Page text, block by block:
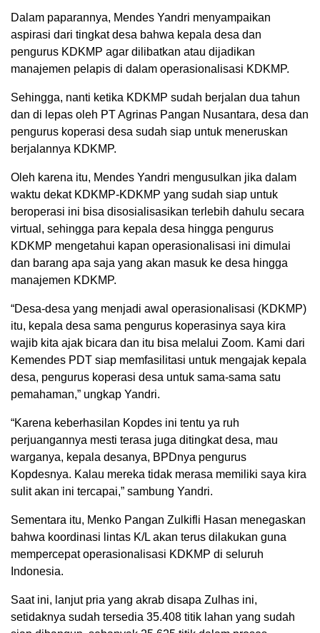
Dalam paparannya, Mendes Yandri menyampaikan
aspirasi dari tingkat desa bahwa kepala desa dan
pengurus KDKMP agar dilibatkan atau dijadikan
manajemen pelapis di dalam operasionalisasi KDKMP.
Sehingga, nanti ketika KDKMP sudah berjalan dua tahun
dan di lepas oleh PT Agrinas Pangan Nusantara, desa dan
pengurus koperasi desa sudah siap untuk meneruskan
berjalannya KDKMP.
Oleh karena itu, Mendes Yandri mengusulkan jika dalam
waktu dekat KDKMP-KDKMP yang sudah siap untuk
beroperasi ini bisa disosialisasikan terlebih dahulu secara
virtual, sehingga para kepala desa hingga pengurus
KDKMP mengetahui kapan operasionalisasi ini dimulai
dan barang apa saja yang akan masuk ke desa hingga
manajemen KDKMP.
“Desa-desa yang menjadi awal operasionalisasi (KDKMP)
itu, kepala desa sama pengurus koperasinya saya kira
wajib kita ajak bicara dan itu bisa melalui Zoom. Kami dari
Kemendes PDT siap memfasilitasi untuk mengajak kepala
desa, pengurus koperasi desa untuk sama-sama satu
pemahaman,” ungkap Yandri.
“Karena keberhasilan Kopdes ini tentu ya ruh
perjuangannya mesti terasa juga ditingkat desa, mau
warganya, kepala desanya, BPDnya pengurus
Kopdesnya. Kalau mereka tidak merasa memiliki saya kira
sulit akan ini tercapai,” sambung Yandri.
Sementara itu, Menko Pangan Zulkifli Hasan menegaskan
bahwa koordinasi lintas K/L akan terus dilakukan guna
mempercepat operasionalisasi KDKMP di seluruh
Indonesia.
Saat ini, lanjut pria yang akrab disapa Zulhas ini,
setidaknya sudah tersedia 35.408 titik lahan yang sudah